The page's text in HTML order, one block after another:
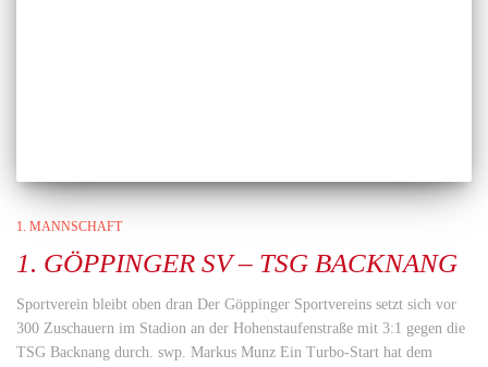
1. MANNSCHAFT
1. GÖPPINGER SV – TSG BACKNANG
Sportverein bleibt oben dran Der Göppinger Sportvereins setzt sich vor
300 Zuschauern im Stadion an der Hohenstaufenstraße mit 3:1 gegen die
TSG Backnang durch. swp. Markus Munz Ein Turbo-Start hat dem